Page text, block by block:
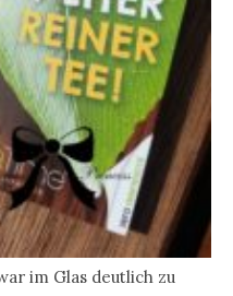
im Glas deutlich zu